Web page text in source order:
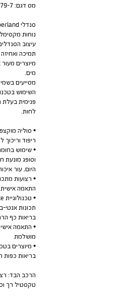
מס דגם:7
נוחות
עיצוב
תמיכה
מיוצרים
מים.
מסייעים
פנימית בעלת
לחות.
ריפוד וריכוך
• שימוש
וסופג מונעת
היום, עור
• רצועות
התאמה
תכונות
בריאות כף
• התאמה
מושלמת
• מיוצרים
בריאות כפות
טקסטיל רך